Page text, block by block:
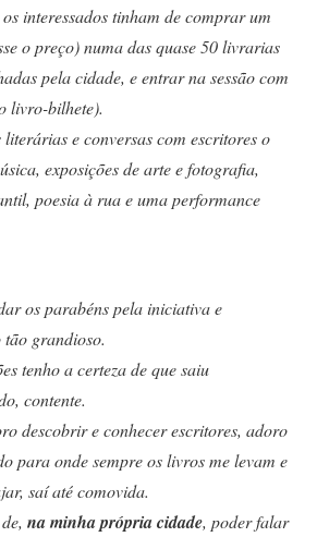
interessados tinham de comprar um
o preço) numa das quase 50 livrarias
pela cidade, e entrar na sessão com
livro-bilhete).
literárias e conversas com escritores o
exposições de arte e fotografia,
poesia à rua e uma performance
os parabéns pela iniciativa e
tão grandioso.
tenho a certeza de que saiu
contente.
descobrir e conhecer escritores, adoro
para onde sempre os livros me levam e
saí até comovida.
na minha própria cidade, poder falar